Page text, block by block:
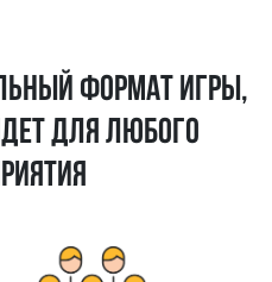
ФОРМАТ ИГРЫ,
ДЛЯ ЛЮБОГО